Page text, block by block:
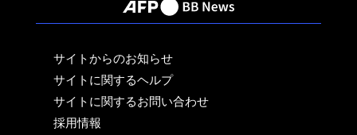
サイトからのお知らせ
サイトに関するヘルプ
サイトに関するお問い合わせ
採用情報